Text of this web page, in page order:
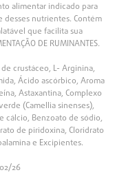
alimentar indicado para
desses nutrientes. Contém
que facilita sua
DE RUMINANTES.
crustáceo, L- Arginina,
Ácido ascórbico, Aroma
Astaxantina, Complexo
(Camellia sinenses),
cálcio, Benzoato de sódio,
de piridoxina, Cloridrato
e Excipientes.
26